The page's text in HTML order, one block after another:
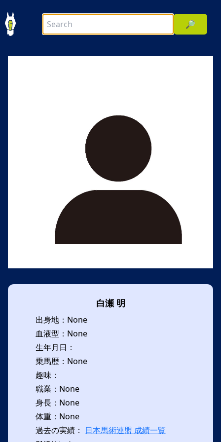
🔎
白瀬 明
出身地：None
血液型：None
生年月日：
乗馬歴：None
趣味：
職業：None
身長：None
体重：None
過去の実績： 日本馬術連盟 成績一覧